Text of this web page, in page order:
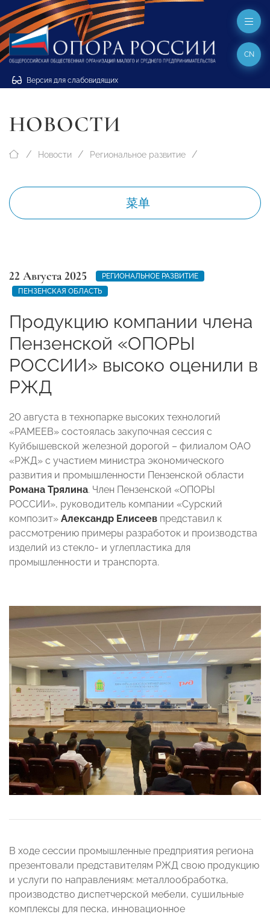
Версия для слабовидящих
CN
НОВОСТИ
Новости Региональное развитие
菜单
22 Августа 2025
РЕГИОНАЛЬНОЕ РАЗВИТИЕ
ПЕНЗЕНСКАЯ ОБЛАСТЬ
Продукцию компании члена
Пензенской «ОПОРЫ
РОССИИ» высоко оценили в
РЖД
20 августа в технопарке высоких технологий
«РАМЕЕВ» состоялась закупочная сессия с
Куйбышевской железной дорогой – филиалом ОАО
«РЖД» с участием министра экономического
развития и промышленности Пензенской области
Романа Трялина. Член Пензенской «ОПОРЫ
РОССИИ», руководитель компании «Сурский
композит» Александр Елисеев представил к
рассмотрению примеры разработок и производства
изделий из стекло- и углепластика для
промышленности и транспорта.
В ходе сессии промышленные предприятия региона
презентовали представителям РЖД свою продукцию
и услуги по направлениям: металлообработка,
производство диспетчерской мебели, сушильные
комплексы для песка, инновационное